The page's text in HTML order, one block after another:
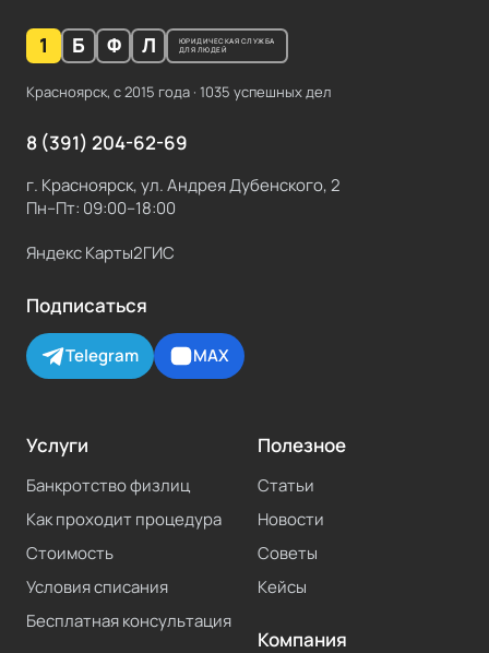
1 Б Ф Л
ЮРИДИЧЕСКАЯ СЛУЖБА
ДЛЯ ЛЮДЕЙ
Красноярск, с 2015 года · 1035 успешных дел
8 (391) 204-62-69
г. Красноярск, ул. Андрея Дубенского, 2
Пн–Пт: 09:00–18:00
Яндекс Карты2ГИС
Подписаться
Telegram MAX
Услуги
Банкротство физлиц
Как проходит процедура
Стоимость
Условия списания
Бесплатная консультация
Полезное
Статьи
Новости
Советы
Кейсы
Компания